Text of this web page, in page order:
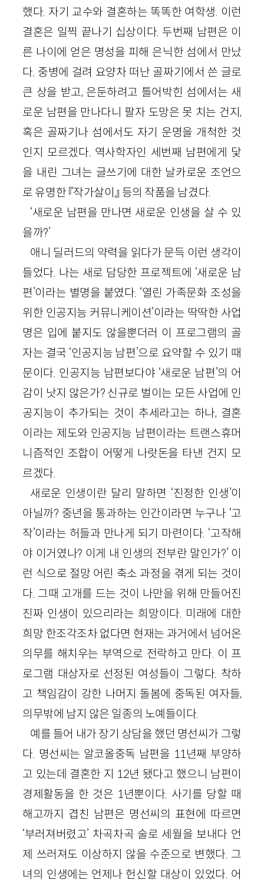
했다. 자기 교수와 결혼하는 똑똑한 여학생. 이런
결혼은 일찍 끝나기 십상이다. 두번째 남편은 이
른 나이에 얻은 명성을 피해 은닉한 섬에서 만났
다. 중병에 걸려 요양차 떠난 골짜기에서 쓴 글로
큰 상을 받고, 은둔하려고 틀어박힌 섬에서는 새
로운 남편을 만나다니 팔자 도망은 못 치는 건지,
혹은 골짜기나 섬에서도 자기 운명을 개척한 것
인지 모르겠다. 역사학자인 세번째 남편에게 닻
을 내린 그녀는 글쓰기에 대한 날카로운 조언으
로 유명한 『작가살이』 등의 작품을 남겼다.
‘새로운 남편을 만나면 새로운 인생을 살 수 있
을까?’
애니 딜러드의 약력을 읽다가 문득 이런 생각이
들었다. 나는 새로 담당한 프로젝트에 ‘새로운 남
편’이라는 별명을 붙였다. ‘열린 가족문화 조성을
위한 인공지능 커뮤니케이션’이라는 딱딱한 사업
명은 입에 붙지도 않을뿐더러 이 프로그램의 골
자는 결국 ‘인공지능 남편’으로 요약할 수 있기 때
문이다. 인공지능 남편보다야 ‘새로운 남편’의 어
감이 낫지 않은가? 신규로 벌이는 모든 사업에 인
공지능이 추가되는 것이 추세라고는 하나, 결혼
이라는 제도와 인공지능 남편이라는 트랜스휴머
니즘적인 조합이 어떻게 나랏돈을 타낸 건지 모
르겠다.
새로운 인생이란 달리 말하면 ‘진정한 인생’이
아닐까? 중년을 통과하는 인간이라면 누구나 ‘고
작’이라는 허들과 만나게 되기 마련이다. ‘고작해
야 이거였나? 이게 내 인생의 전부란 말인가?’ 이
런 식으로 절망 어린 축소 과정을 겪게 되는 것이
다. 그때 고개를 드는 것이 나만을 위해 만들어진
진짜 인생이 있으리라는 희망이다. 미래에 대한
희망 한조각조차 없다면 현재는 과거에서 넘어온
의무를 해치우는 부역으로 전락하고 만다. 이 프
로그램 대상자로 선정된 여성들이 그렇다. 착하
고 책임감이 강한 나머지 돌봄에 중독된 여자들,
의무밖에 남지 않은 일종의 노예들이다.
예를 들어 내가 장기 상담을 했던 명선씨가 그렇
다. 명선씨는 알코올중독 남편을 11년째 부양하
고 있는데 결혼한 지 12년 됐다고 했으니 남편이
경제활동을 한 것은 1년뿐이다. 사기를 당할 때
해고까지 겹친 남편은 명선씨의 표현에 따르면
‘부러져버렸고’ 차곡차곡 술로 세월을 보내다 언
제 쓰러져도 이상하지 않을 수준으로 변했다. 그
녀의 인생에는 언제나 헌신할 대상이 있었다. 어